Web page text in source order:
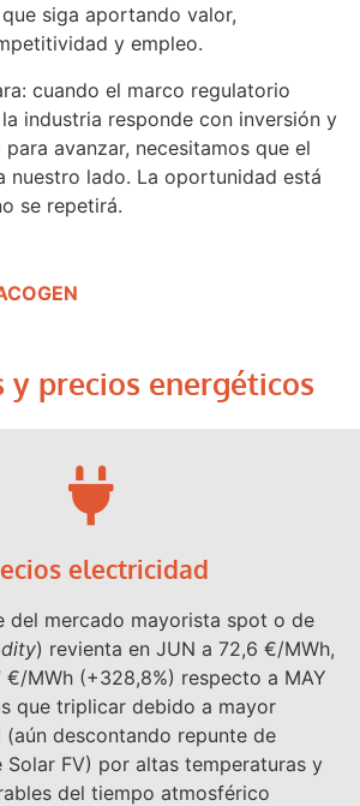
siga aportando valor,
y empleo.
cuando el marco regulatorio
industria responde con inversión y
avanzar, necesitamos que el
nuestro lado. La oportunidad está
se repetirá.
y precios energéticos
electricidad
del mercado mayorista spot o de
) revienta en JUN a 72,6 €/MWh,
MWh (+328,8%) respecto a MAY
que triplicar debido a mayor
(aún descontando repunte de
Solar FV) por altas temperaturas y
del tiempo atmosférico